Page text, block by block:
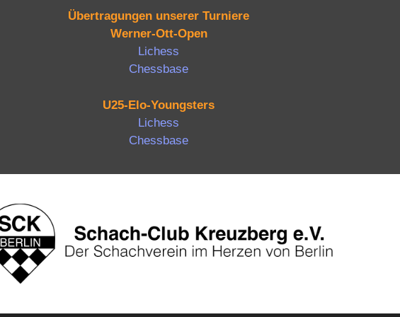
Übertragungen unserer Turniere
Werner-Ott-Open
Lichess
Chessbase
U25-Elo-Youngsters
Lichess
Chessbase